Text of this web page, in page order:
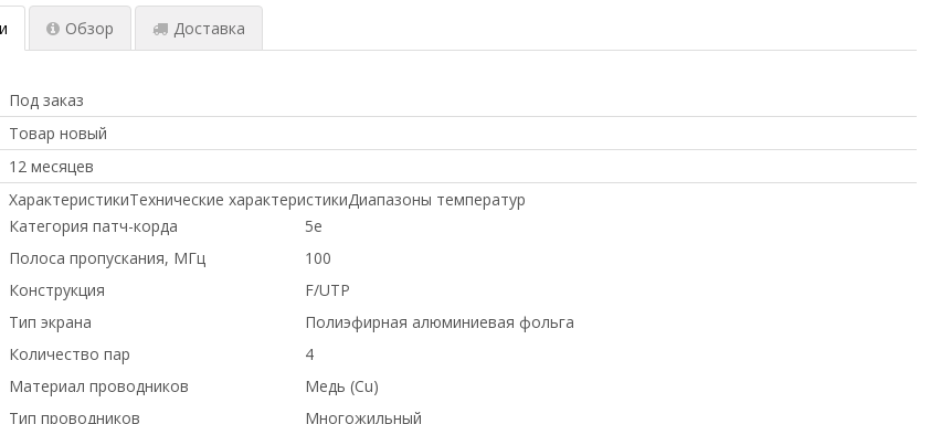
Обзор Доставка
Под заказ
Товар новый
12 месяцев
ХарактеристикиТехнические характеристикиДиапазоны температур
Категория патч-корда
5e
Полоса пропускания, МГц
100
Конструкция
F/UTP
Тип экрана
Полиэфирная алюминиевая фольга
Количество пар
4
Материал проводников
Медь (Сu)
Тип проводников
Многожильный